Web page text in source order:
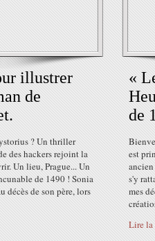
illustrer
de
? Un thriller
des hackers rejoint la
Un lieu, Prague... Un
de 1490 ! Sonia
décès de son père, lors
«
de
est
s'y
mes
Lire la